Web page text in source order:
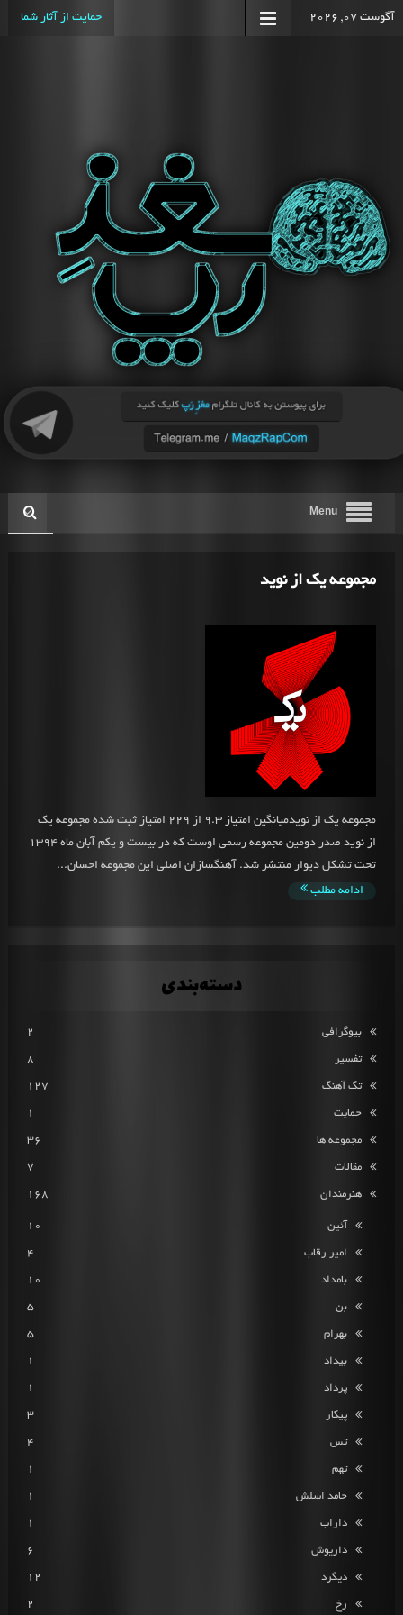
آگوست 07, 2026 حمایت از آثار شما
Menu
مجموعه یک از نوید
مجموعه یک از نویدمیانگین امتیاز 9.3 از 229 امتیاز ثبت شده مجموعه یک
از نوید صدر دومین مجموعه رسمی اوست که در بیست و یکم آبان ماه 1394
تحت تشکل دیوار منتشر شد. آهنگسازان اصلی این مجموعه احسان...
ادامه مطلب
دسته‌بندی
بیوگرافی 2
تفسیر 8
تک آهنگ 127
حمایت 1
مجموعه ها 36
مقالات 7
هنرمندان 168
آئین 10
امیر رقاب 4
بامداد 10
بن 5
بهرام 5
بیداد 1
پرداد 1
پیکار 3
تس 4
تهم 1
حامد اسلش 1
داراب 1
داریوش 6
دیگرد 12
رخ 2